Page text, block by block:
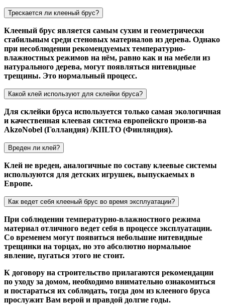
Трескается ли клееный брус?
Клееный брус является самым сухим и геометрически
стабильным среди стеновых материалов из дерева. Однако
при несоблюдении рекомендуемых температурно-
влажностных режимов на нём, равно как и на мебели из
натурального дерева, могут появляться нитевидные
трещины. Это нормальный процесс.
Какой клей используют для склейки бруса?
Для склейки бруса используется только самая экологичная
и качественная клеевая система европейскго произв-ва
AkzoNobel (Голландия) /KIILTO (Финляндия).
Вреден ли клей?
Клей не вреден, аналогичные по составу клеевые системы
используются для детских игрушек, выпускаемых в
Европе.
Как ведет себя клееный брус во время эксплуатации?
При соблюдении температурно-влажностного режима
материал отличного ведет себя в процессе эксплуатации.
Со временем могут появиться небольшие нитевидные
трещинки на торцах, но это абсолютно нормальное
явление, пугаться этого не стоит.
К договору на строительство прилагаются рекомендации
по уходу за домом, необходимо внимательно ознакомиться
и постараться их соблюдать, тогда дом из клееного бруса
прослужит Вам верой и правдой долгие годы.